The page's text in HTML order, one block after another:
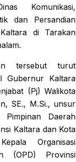
Komunikasi,
dan Persandian
di Tarakan
tersebut turut
Gubernur Kaltara
(Pj) Walikota
SE., M.Si., unsur
Pimpinan Daerah
Kaltara dan Kota
Organisasi
(OPD) Provinsi